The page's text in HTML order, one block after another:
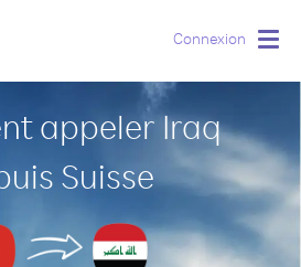
Connexion
appeler Iraq
Suisse